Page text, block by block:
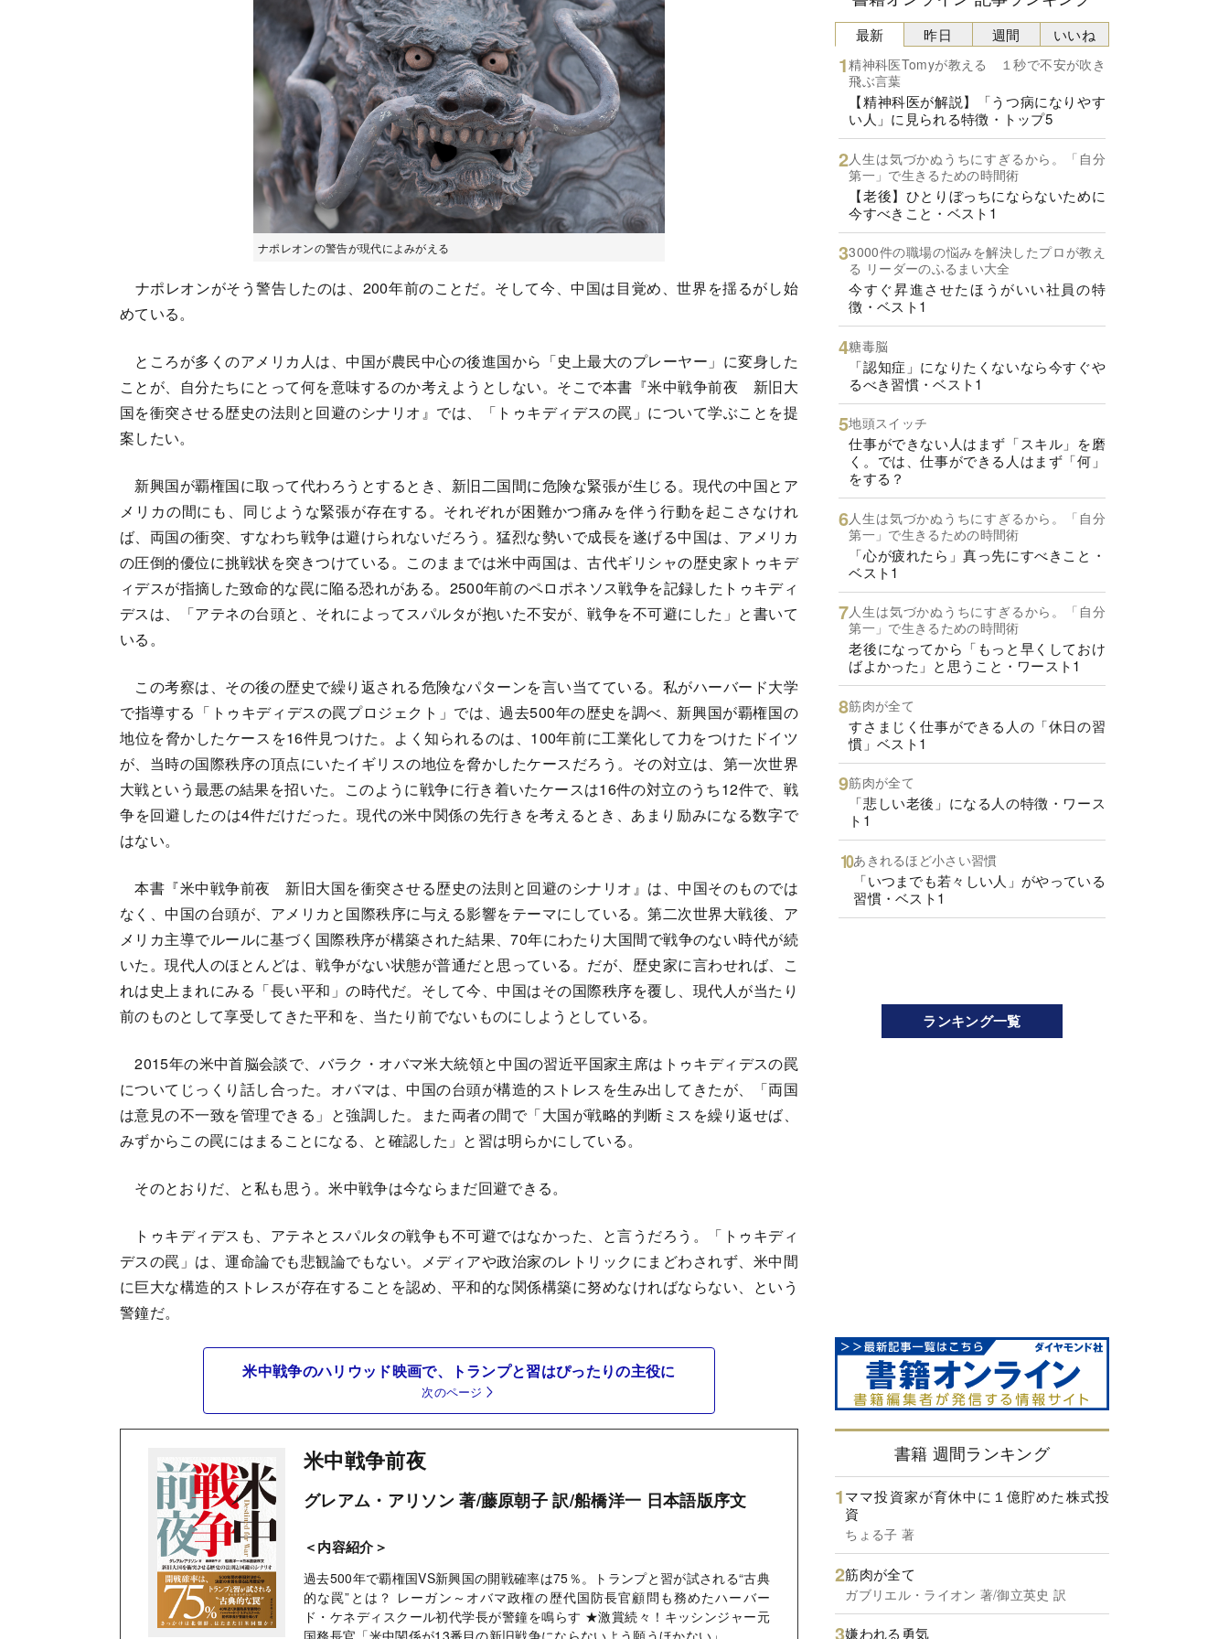
ナポレオンの警告が現代によみがえる
ナポレオンがそう警告したのは、200年前のことだ。そして今、中国は目覚め、世界を揺るがし始
めている。
ところが多くのアメリカ人は、中国が農民中心の後進国から「史上最大のプレーヤー」に変身した
ことが、自分たちにとって何を意味するのか考えようとしない。そこで本書『米中戦争前夜 新旧大
国を衝突させる歴史の法則と回避のシナリオ』では、「トゥキディデスの罠」について学ぶことを提
案したい。
新興国が覇権国に取って代わろうとするとき、新旧二国間に危険な緊張が生じる。現代の中国とア
メリカの間にも、同じような緊張が存在する。それぞれが困難かつ痛みを伴う行動を起こさなけれ
ば、両国の衝突、すなわち戦争は避けられないだろう。猛烈な勢いで成長を遂げる中国は、アメリカ
の圧倒的優位に挑戦状を突きつけている。このままでは米中両国は、古代ギリシャの歴史家トゥキデ
ィデスが指摘した致命的な罠に陥る恐れがある。2500年前のペロポネソス戦争を記録したトゥキディ
デスは、「アテネの台頭と、それによってスパルタが抱いた不安が、戦争を不可避にした」と書いて
いる。
この考察は、その後の歴史で繰り返される危険なパターンを言い当てている。私がハーバード大学
で指導する「トゥキディデスの罠プロジェクト」では、過去500年の歴史を調べ、新興国が覇権国の
地位を脅かしたケースを16件見つけた。よく知られるのは、100年前に工業化して力をつけたドイツ
が、当時の国際秩序の頂点にいたイギリスの地位を脅かしたケースだろう。その対立は、第一次世界
大戦という最悪の結果を招いた。このように戦争に行き着いたケースは16件の対立のうち12件で、戦
争を回避したのは4件だけだった。現代の米中関係の先行きを考えるとき、あまり励みになる数字で
はない。
本書『米中戦争前夜 新旧大国を衝突させる歴史の法則と回避のシナリオ』は、中国そのものでは
なく、中国の台頭が、アメリカと国際秩序に与える影響をテーマにしている。第二次世界大戦後、ア
メリカ主導でルールに基づく国際秩序が構築された結果、70年にわたり大国間で戦争のない時代が続
いた。現代人のほとんどは、戦争がない状態が普通だと思っている。だが、歴史家に言わせれば、こ
れは史上まれにみる「長い平和」の時代だ。そして今、中国はその国際秩序を覆し、現代人が当たり
前のものとして享受してきた平和を、当たり前でないものにしようとしている。
2015年の米中首脳会談で、バラク・オバマ米大統領と中国の習近平国家主席はトゥキディデスの罠
についてじっくり話し合った。オバマは、中国の台頭が構造的ストレスを生み出してきたが、「両国
は意見の不一致を管理できる」と強調した。また両者の間で「大国が戦略的判断ミスを繰り返せば、
みずからこの罠にはまることになる、と確認した」と習は明らかにしている。
そのとおりだ、と私も思う。米中戦争は今ならまだ回避できる。
トゥキディデスも、アテネとスパルタの戦争も不可避ではなかった、と言うだろう。「トゥキディ
デスの罠」は、運命論でも悲観論でもない。メディアや政治家のレトリックにまどわされず、米中間
に巨大な構造的ストレスが存在することを認め、平和的な関係構築に努めなければならない、という
警鐘だ。
米中戦争のハリウッド映画で、トランプと習はぴったりの主役に
次のページ
米中戦争前夜
グレアム・アリソン 著/藤原朝子 訳/船橋洋一 日本語版序文
＜内容紹介＞
過去500年で覇権国VS新興国の開戦確率は75％。トランプと習が試される“古典
的な罠”とは？ レーガン～オバマ政権の歴代国防長官顧問も務めたハーバー
ド・ケネディスクール初代学長が警鐘を鳴らす ★激賞続々！キッシンジャー元
国務長官「米中関係が13番目の新旧戦争にならないよう願うほかない」
最新
精神科医Tomyが教える １秒で不安が吹き
飛ぶ言葉
【精神科医が解説】「うつ病になりやす
い人」に見られる特徴・トップ5
人生は気づかぬうちにすぎるから。「自分
第一」で生きるための時間術
【老後】ひとりぼっちにならないために
今すべきこと・ベスト1
3000件の職場の悩みを解決したプロが教え
る リーダーのふるまい大全
今すぐ昇進させたほうがいい社員の特
徴・ベスト1
糖毒脳
「認知症」になりたくないなら今すぐや
るべき習慣・ベスト1
地頭スイッチ
仕事ができない人はまず「スキル」を磨
く。では、仕事ができる人はまず「何」
をする？
人生は気づかぬうちにすぎるから。「自分
第一」で生きるための時間術
「心が疲れたら」真っ先にすべきこと・
ベスト1
人生は気づかぬうちにすぎるから。「自分
第一」で生きるための時間術
老後になってから「もっと早くしておけ
ばよかった」と思うこと・ワースト1
筋肉が全て
すさまじく仕事ができる人の「休日の習
慣」ベスト1
筋肉が全て
「悲しい老後」になる人の特徴・ワース
ト1
あきれるほど小さい習慣
「いつまでも若々しい人」がやっている
習慣・ベスト1
昨日 週間 いいね
ランキング一覧
書籍 週間ランキング
ママ投資家が育休中に１億貯めた株式投
資
ちょる子 著
筋肉が全て
ガブリエル・ライオン 著/御立英史 訳
嫌われる勇気